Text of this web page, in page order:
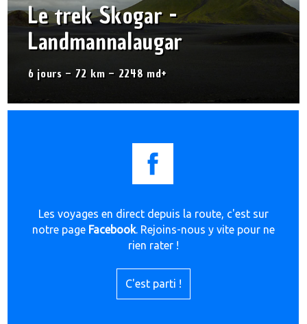
Le trek Skogar -
Landmannalaugar
6 jours – 72 km – 2248 md+
Les voyages en direct depuis la route, c'est sur
notre page Facebook. Rejoins-nous y vite pour ne
rien rater !
C'est parti !